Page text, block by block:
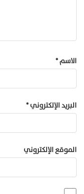
الاسم*
البريد الإلكتروني*
الموقع الإلكتروني